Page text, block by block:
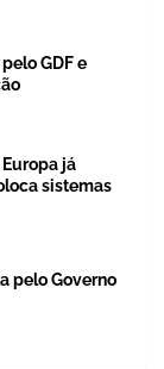
GDF e
já
sistemas
pelo Governo